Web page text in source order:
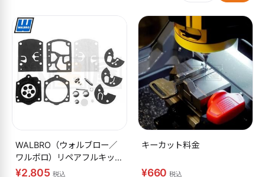
WALBRO（ウォルブロー／
ワルボロ）リペアフルキット
K10-WB
¥2,805 税込
キーカット料金
¥660税込